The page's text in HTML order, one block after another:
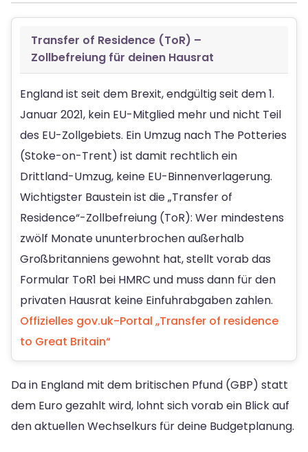
Transfer of Residence (ToR) –
Zollbefreiung für deinen Hausrat
England ist seit dem Brexit, endgültig seit dem 1.
Januar 2021, kein EU-Mitglied mehr und nicht Teil
des EU-Zollgebiets. Ein Umzug nach The Potteries
(Stoke-on-Trent) ist damit rechtlich ein
Drittland-Umzug, keine EU-Binnenverlagerung.
Wichtigster Baustein ist die „Transfer of
Residence“-Zollbefreiung (ToR): Wer mindestens
zwölf Monate ununterbrochen außerhalb
Großbritanniens gewohnt hat, stellt vorab das
Formular ToR1 bei HMRC und muss dann für den
privaten Hausrat keine Einfuhrabgaben zahlen.
Offizielles gov.uk-Portal „Transfer of residence
to Great Britain“
Da in England mit dem britischen Pfund (GBP) statt
dem Euro gezahlt wird, lohnt sich vorab ein Blick auf
den aktuellen Wechselkurs für deine Budgetplanung.